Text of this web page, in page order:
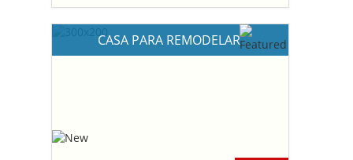
CASA PARA REMODELAR